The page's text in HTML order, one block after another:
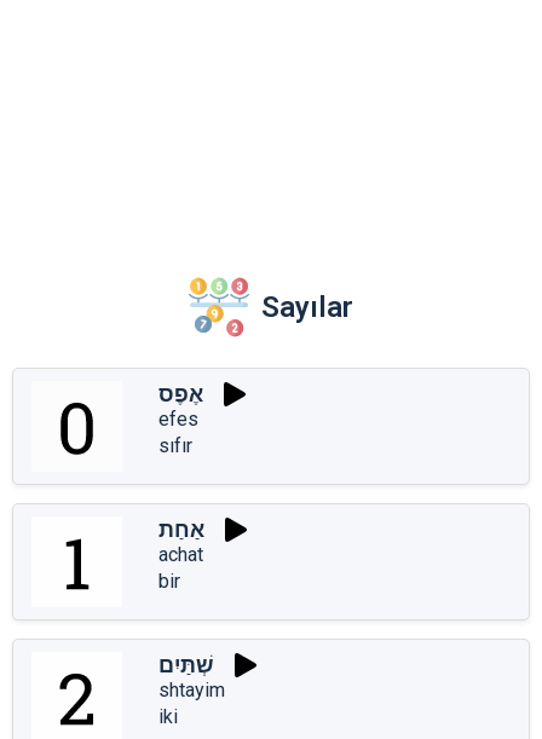
Sayılar
אֶפֶס
efes
sıfır
אַחַת
achat
bir
שְׁתַּיִם
shtayim
iki